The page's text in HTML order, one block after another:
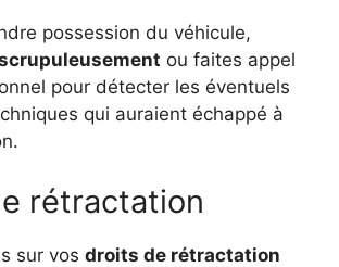
possession du véhicule,
ou faites appel
pour détecter les éventuels
qui auraient échappé à
rétractation
sur vos droits de rétractation